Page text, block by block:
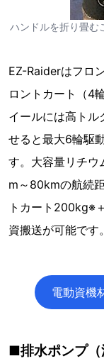
ハンドルを折り畳む
EZ-Raiderはフロ
ロントカート（4
イールには高トル
せると最大6輪駆
す。大容量リチ
m～80kmの航続
トカート200kg※
資搬送が可能です
電動資機
■排水ポンプ（